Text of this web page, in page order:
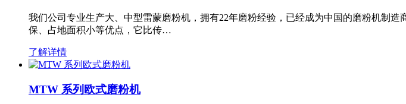
我们公司专业生产大、中型雷蒙磨粉机，拥有22年磨粉经验，已经成为中国的磨粉机制
保、占地面积小等优点，它比传…
了解详情
MTW 系列欧式磨粉机